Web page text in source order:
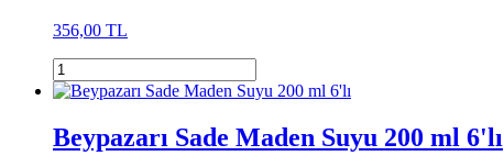
356,00 TL
Beypazarı Sade Maden Suyu 200 ml 6'lı